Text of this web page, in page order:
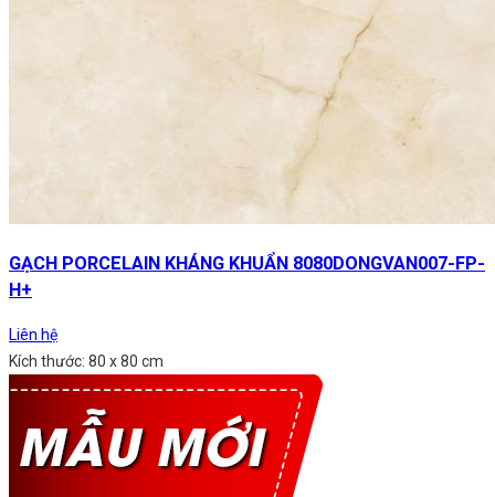
GẠCH PORCELAIN KHÁNG KHUẨN 8080DONGVAN007-FP-
H+
Liên hệ
Kích thước: 80 x 80 cm